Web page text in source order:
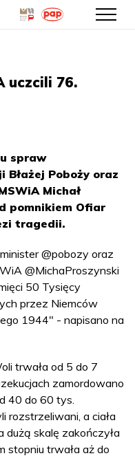
uczcili 76.
spraw
Poboży oraz
Michał
pomnikiem Ofiar
tragedii.
@pobozy oraz
@MichaProszynski
50 Tysięcy
przez Niemców
1944" - napisano na
trwała od 5 do 7
zamordowano
40 do 60 tys.
rozstrzeliwani, a ciała
dużą skalę zakończyła
stopniu trwała aż do